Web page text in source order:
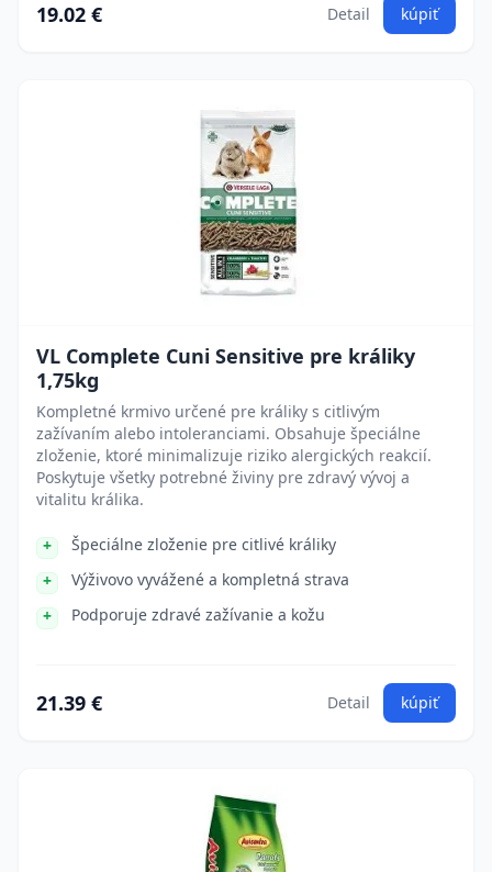
19.02 € Detail kúpiť
VL Complete Cuni Sensitive pre králiky
1,75kg
Kompletné krmivo určené pre králiky s citlivým
zažívaním alebo intoleranciami. Obsahuje špeciálne
zloženie, ktoré minimalizuje riziko alergických reakcií.
Poskytuje všetky potrebné živiny pre zdravý vývoj a
vitalitu králika.
Špeciálne zloženie pre citlivé králiky
Výživovo vyvážené a kompletná strava
Podporuje zdravé zažívanie a kožu
21.39 € Detail kúpiť